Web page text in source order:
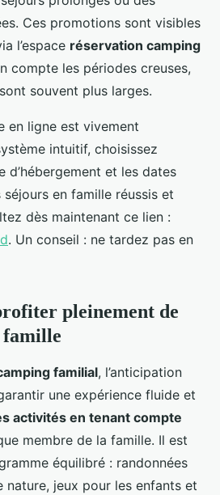
Ces promotions sont visibles
l’espace réservation camping
compte les périodes creuses,
souvent plus larges.
en ligne est vivement
intuitif, choisissez
et les dates
séjours en famille réussis et
dès maintenant ce lien :
. Un conseil : ne tardez pas en
pleinement de
famille
familial, l’anticipation
une expérience fluide et
activités en tenant compte
membre de la famille. Il est
équilibré : randonnées
nature, jeux pour les enfants et